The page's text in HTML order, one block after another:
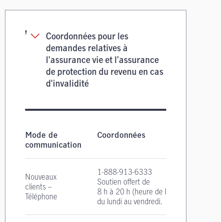
Coordonnées pour les
demandes relatives à
l'assurance vie et l'assurance
de protection du revenu en cas
d'invalidité
Mode de
communication
Coordonnées
Nouveaux
clients –
Téléphone
1-888-913-6333
Soutien offert de
8 h à 20 h (heure de l'Est)
du lundi au vendredi.